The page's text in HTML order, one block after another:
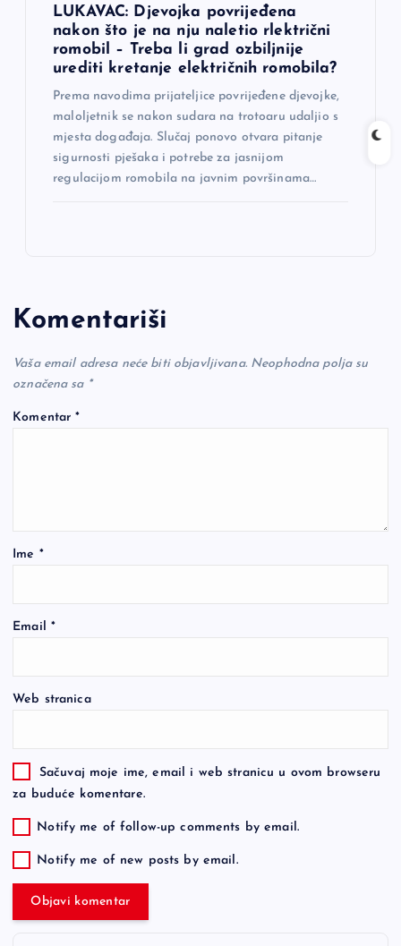
LUKAVAC: Djevojka povrijeđena
nakon što je na nju naletio rlektrični
romobil – Treba li grad ozbiljnije
urediti kretanje električnih romobila?
Prema navodima prijateljice povrijeđene djevojke,
maloljetnik se nakon sudara na trotoaru udaljio s
mjesta događaja. Slučaj ponovo otvara pitanje
sigurnosti pješaka i potrebe za jasnijom
regulacijom romobila na javnim površinama…
Komentariši
Vaša email adresa neće biti objavljivana. Neophodna polja su
označena sa *
Komentar*
Ime *
Email *
Web stranica
Sačuvaj moje ime, email i web stranicu u ovom browseru
za buduće komentare.
Notify me of follow-up comments by email.
Notify me of new posts by email.